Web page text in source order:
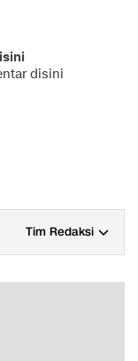
disini
Tim Redaksi